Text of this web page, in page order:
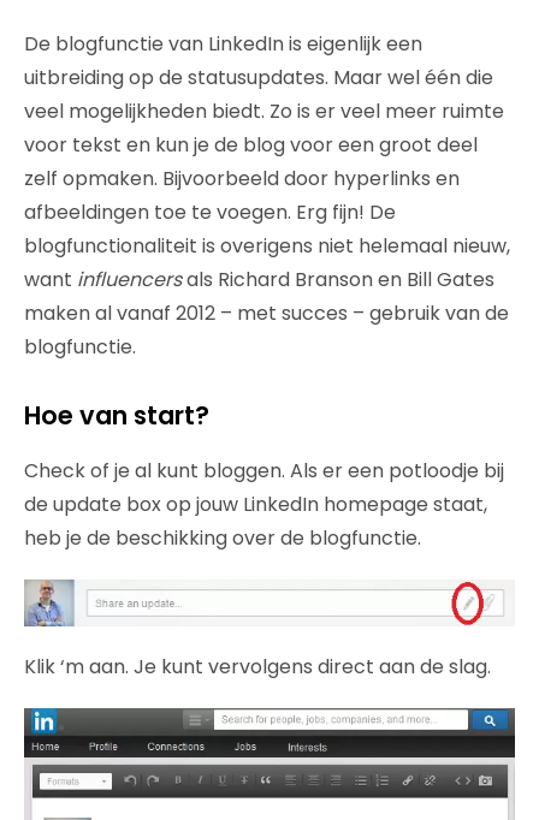
De blogfunctie van LinkedIn is eigenlijk een
uitbreiding op de statusupdates. Maar wel één die
veel mogelijkheden biedt. Zo is er veel meer ruimte
voor tekst en kun je de blog voor een groot deel
zelf opmaken. Bijvoorbeeld door hyperlinks en
afbeeldingen toe te voegen. Erg fijn! De
blogfunctionaliteit is overigens niet helemaal nieuw,
want influencersals Richard Branson en Bill Gates
maken al vanaf 2012 – met succes – gebruik van de
blogfunctie.
Hoe van start?
Check of je al kunt bloggen. Als er een potloodje bij
de update box op jouw LinkedIn homepage staat,
heb je de beschikking over de blogfunctie.
Klik ‘m aan. Je kunt vervolgens direct aan de slag.